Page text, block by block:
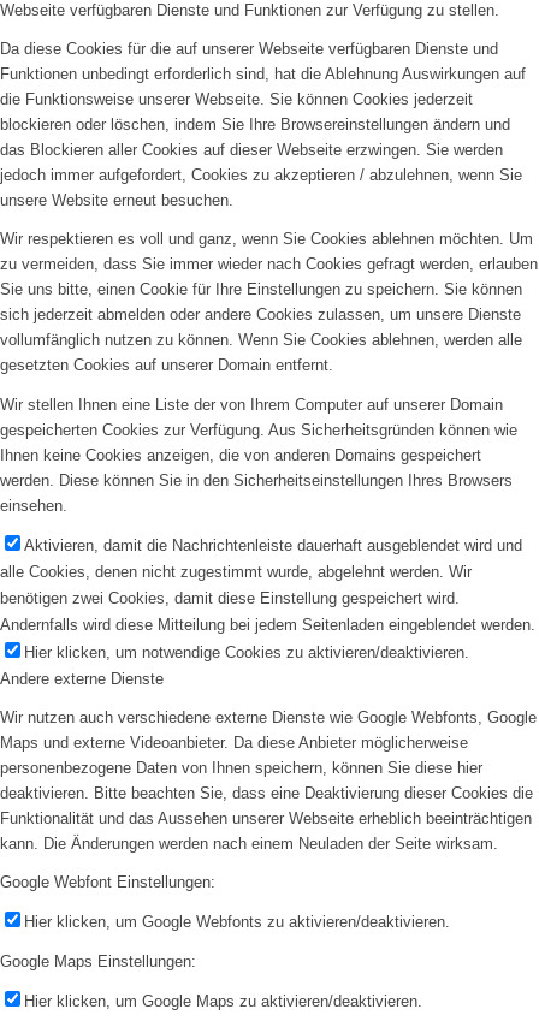
Webseite verfügbaren Dienste und Funktionen zur Verfügung zu stellen.
Da diese Cookies für die auf unserer Webseite verfügbaren Dienste und
Funktionen unbedingt erforderlich sind, hat die Ablehnung Auswirkungen auf
die Funktionsweise unserer Webseite. Sie können Cookies jederzeit
blockieren oder löschen, indem Sie Ihre Browsereinstellungen ändern und
das Blockieren aller Cookies auf dieser Webseite erzwingen. Sie werden
jedoch immer aufgefordert, Cookies zu akzeptieren / abzulehnen, wenn Sie
unsere Website erneut besuchen.
Wir respektieren es voll und ganz, wenn Sie Cookies ablehnen möchten. Um
zu vermeiden, dass Sie immer wieder nach Cookies gefragt werden, erlauben
Sie uns bitte, einen Cookie für Ihre Einstellungen zu speichern. Sie können
sich jederzeit abmelden oder andere Cookies zulassen, um unsere Dienste
vollumfänglich nutzen zu können. Wenn Sie Cookies ablehnen, werden alle
gesetzten Cookies auf unserer Domain entfernt.
Wir stellen Ihnen eine Liste der von Ihrem Computer auf unserer Domain
gespeicherten Cookies zur Verfügung. Aus Sicherheitsgründen können wie
Ihnen keine Cookies anzeigen, die von anderen Domains gespeichert
werden. Diese können Sie in den Sicherheitseinstellungen Ihres Browsers
einsehen.
Aktivieren, damit die Nachrichtenleiste dauerhaft ausgeblendet wird und
alle Cookies, denen nicht zugestimmt wurde, abgelehnt werden. Wir
benötigen zwei Cookies, damit diese Einstellung gespeichert wird.
Andernfalls wird diese Mitteilung bei jedem Seitenladen eingeblendet werden.
Hier klicken, um notwendige Cookies zu aktivieren/deaktivieren.
Andere externe Dienste
Wir nutzen auch verschiedene externe Dienste wie Google Webfonts, Google
Maps und externe Videoanbieter. Da diese Anbieter möglicherweise
personenbezogene Daten von Ihnen speichern, können Sie diese hier
deaktivieren. Bitte beachten Sie, dass eine Deaktivierung dieser Cookies die
Funktionalität und das Aussehen unserer Webseite erheblich beeinträchtigen
kann. Die Änderungen werden nach einem Neuladen der Seite wirksam.
Google Webfont Einstellungen:
Hier klicken, um Google Webfonts zu aktivieren/deaktivieren.
Google Maps Einstellungen:
Hier klicken, um Google Maps zu aktivieren/deaktivieren.